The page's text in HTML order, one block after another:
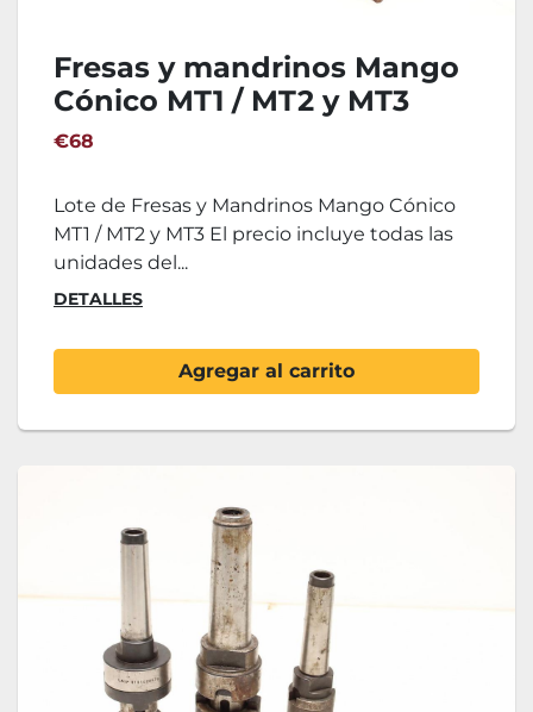
Fresas y mandrinos Mango
Cónico MT1 / MT2 y MT3
€68
Lote de Fresas y Mandrinos Mango Cónico
MT1 / MT2 y MT3 El precio incluye todas las
unidades del...
DETALLES
Agregar al carrito